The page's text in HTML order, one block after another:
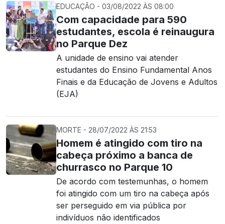
EDUCAÇÃO - 03/08/2022 ÀS 08:00
Com capacidade para 590
estudantes, escola é reinaugura
no Parque Dez
A unidade de ensino vai atender
estudantes do Ensino Fundamental Anos
Finais e da Educação de Jovens e Adultos
(EJA)
MORTE - 28/07/2022 ÀS 21:53
Homem é atingido com tiro na
cabeça próximo a banca de
churrasco no Parque 10
De acordo com testemunhas, o homem
foi atingido com um tiro na cabeça após
ser perseguido em via pública por
indivíduos não identificados